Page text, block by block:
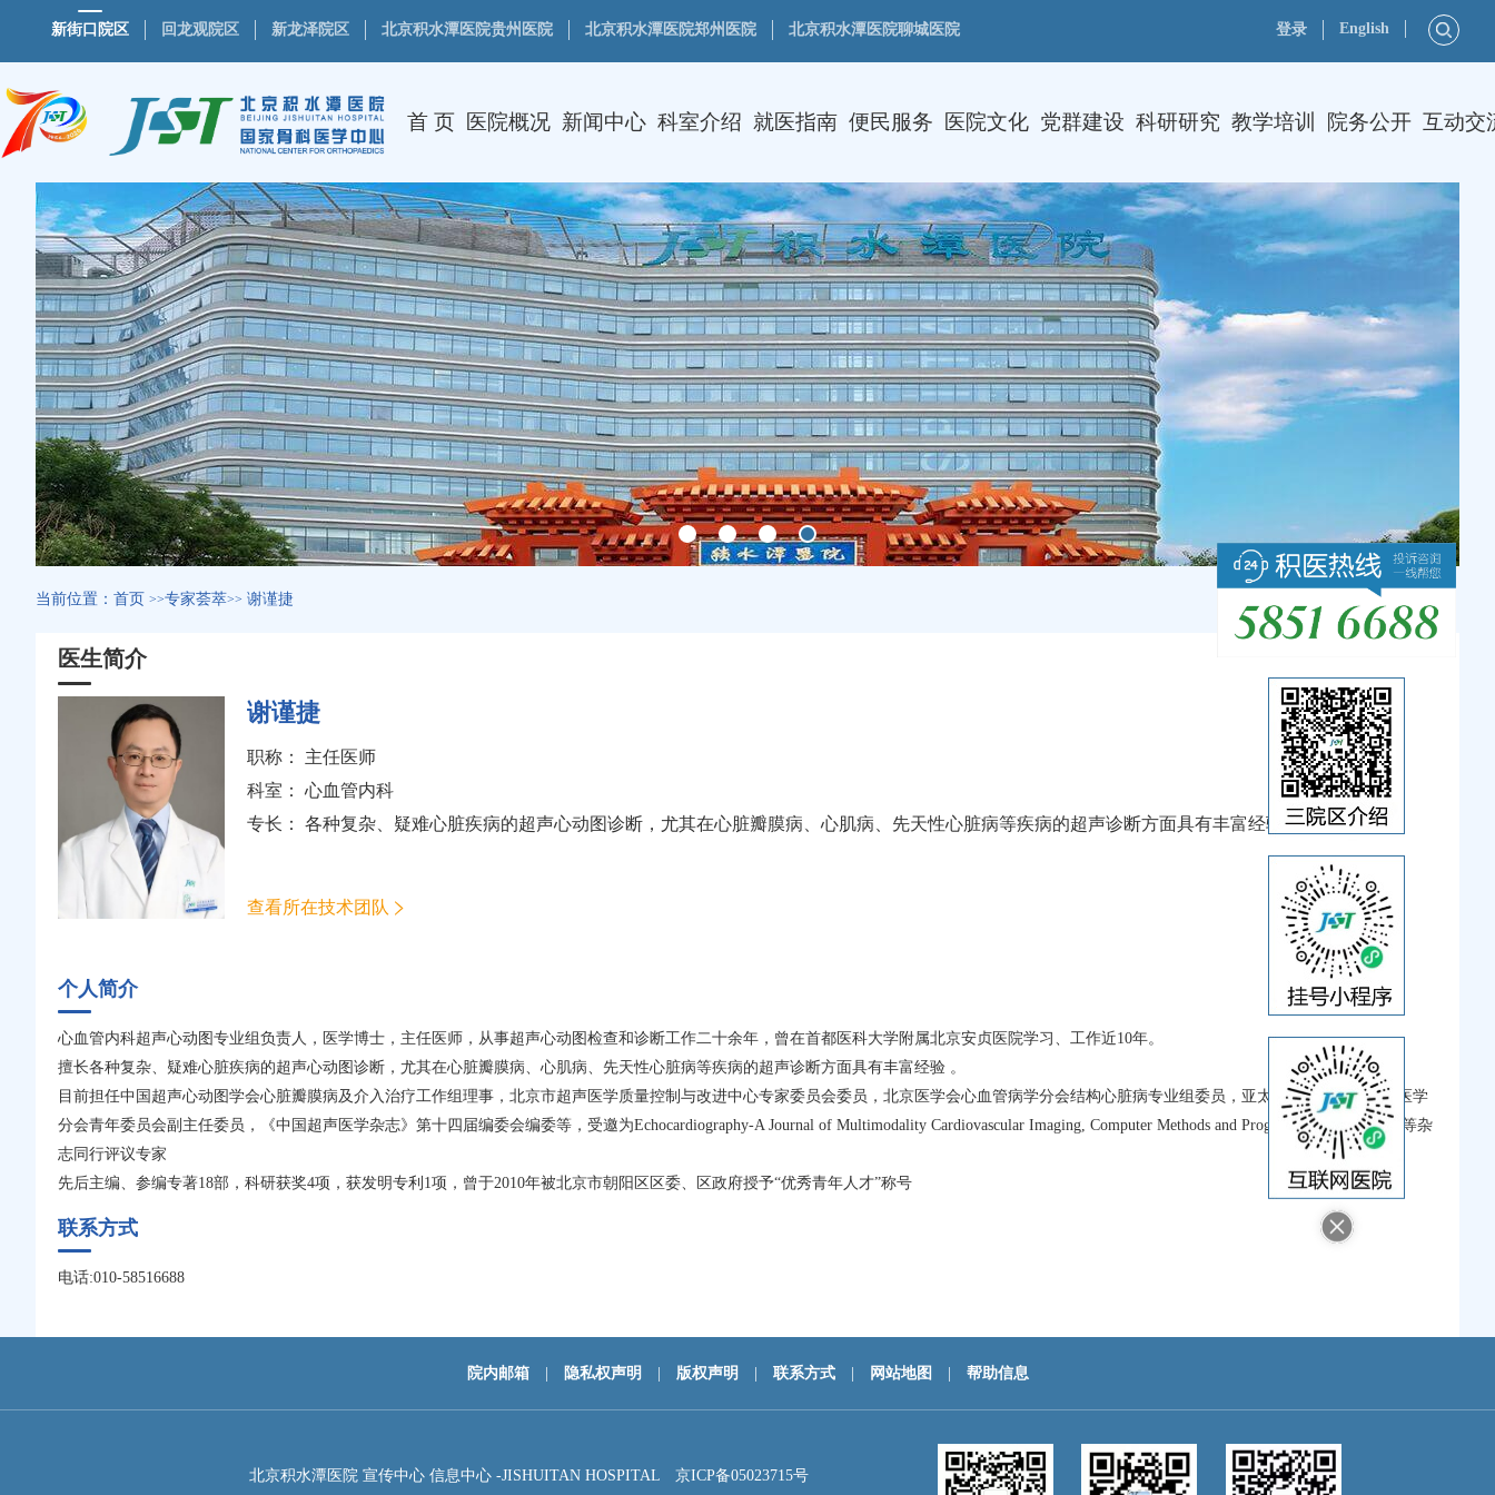
新街口院区 回龙观院区 新龙泽院区 北京积水潭医院贵州医院 北京积水潭医院郑州医院 北京积水潭医院聊城医院 登录 English
首 页 医院概况 新闻中心 科室介绍 就医指南 便民服务 医院文化 党群建设 科研研究 教学培训 院务公开 互动交
当前位置： 首页 >>专家荟萃>> 谢谨捷
医生简介
谢谨捷
职称： 主任医师
科室： 心血管内科
专长： 各种复杂、疑难心脏疾病的超声心动图诊断，尤其在心脏瓣膜病、心肌病、先天性心脏病等疾病的超声诊断方面具有丰富经验
查看所在技术团队
个人简介
心血管内科超声心动图专业组负责人，医学博士，主任医师，从事超声心动图检查和诊断工作二十余年，曾在首都医科大学附属北京安贞医院学习、工作近10年。
擅长各种复杂、疑难心脏疾病的超声心动图诊断，尤其在心脏瓣膜病、心肌病、先天性心脏病等疾病的超声诊断方面具有丰富经验 。
目前担任中国超声心动图学会心脏瓣膜病及介入治疗工作组理事，北京市超声医学质量控制与改进中心专家委员会委员，北京医学会心血管病学分会结构心脏病专业组委员，亚太基层卫生协会超声医学
分会青年委员会副主任委员，《中国超声医学杂志》第十四届编委会编委等，受邀为Echocardiography-A Journal of Multimodality Cardiovascular Imaging, Computer Methods and Programs in Biomedicine等杂
志同行评议专家
先后主编、参编专著18部，科研获奖4项，获发明专利1项，曾于2010年被北京市朝阳区区委、区政府授予“优秀青年人才”称号
联系方式
电话:010-58516688
院内邮箱 隐私权声明 版权声明 联系方式 网站地图 帮助信息
北京积水潭医院 宣传中心 信息中心 -JISHUITAN HOSPITAL 京ICP备05023715号